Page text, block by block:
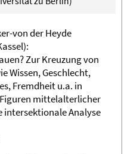
von der Heyde
Zur Kreuzung von
Wissen, Geschlecht,
Fremdheit u.a. in
mittelalterlicher
intersektionale Analyse